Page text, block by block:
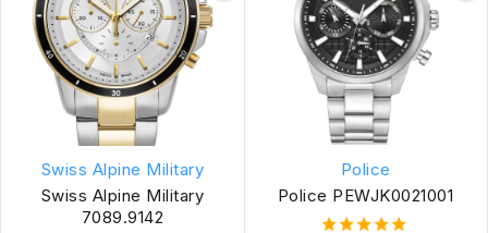
Swiss Alpine Military
Swiss Alpine Military
7089.9142
Police
Police PEWJK0021001